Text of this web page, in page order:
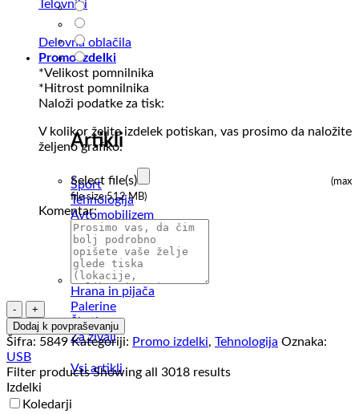
Telovniki
Delovna oblačila
Promo izdelki
Artikli
Šport
Tehnologija
Avtomobilizem
Orodje
Pisarna
Za dom
Prosti čas
Hrana in pijača
Palerine
Škatle
Za živali
Vsi artikli
*Velikost pomnilnika
* Hitrost pomnilnika
Naloži podatke za tisk:
V kolikor želite izdelek potiskan, vas prosimo da naložite
željeno grafiko.
Select file(s)
(max
file size 512 MB)
Komentar:
USB
ključek
pisalo
SIVART
16
GB
količina
Dodaj k povpraševanju
Šifra: 5849 Kategoriji: Promo izdelki, Tehnologija Oznaka:
USB
Filter productsShowing all 3018 results
Izdelki
Koledarji